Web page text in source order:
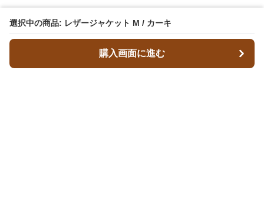
選択中の商品: レザージャケット M / カーキ
購入画面に進む